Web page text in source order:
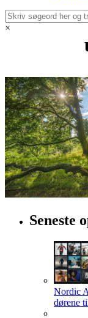
×
Seneste
Nordic
dørene